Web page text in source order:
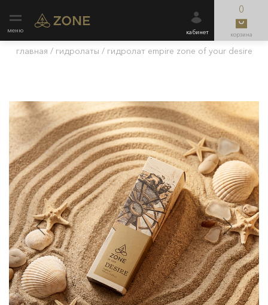
меню кабинет
0
корзина
главная / гидролаты / гидролат empire zone of your desire